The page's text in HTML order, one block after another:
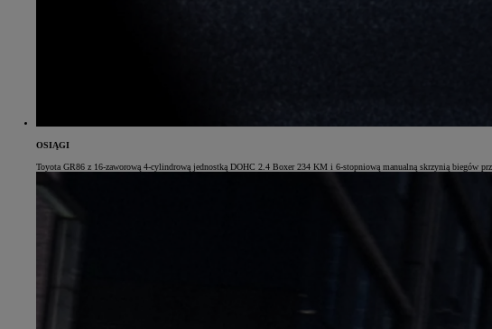
OSIĄGI
Toyota GR86 z 16-zaworową 4-cylindrową jednostką DOHC 2.4 Boxer 234 KM i 6-stopniową manualną skrzynią biegów